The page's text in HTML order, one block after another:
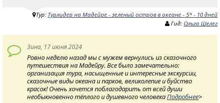
Тур: Турлидер на Мадейре - зеленый остров в океане - 5* - 10 дней
Гид: Ольга Шелег
Зина, 17 июня 2024
Ровно неделю назад мы с мужем вернулись из сказочного
путешествия на Мадейру. Все было замечательно:
организация тура, насыщенные и интересные экскурсии,
сказочные виды океана и парков, великолепие и буйство
красок! Очень хочется поблагодарить от всей души
необыкновенно тёплого и душевного человекаПодробнее>